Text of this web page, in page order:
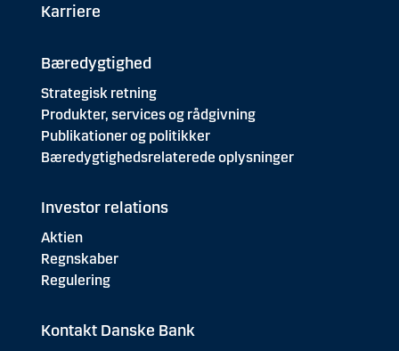
Karriere
Bæredygtighed
Strategisk retning
Produkter, services og rådgivning
Publikationer og politikker
Bæredygtighedsrelaterede oplysninger
Investor relations
Aktien
Regnskaber
Regulering
Kontakt Danske Bank